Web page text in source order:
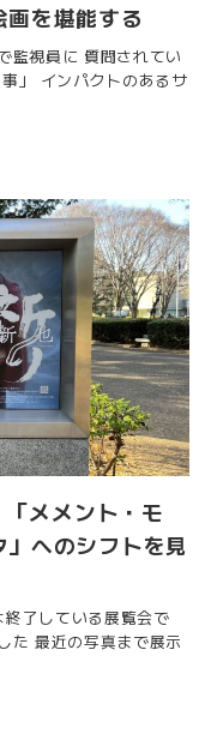
を堪能する
監視員に 質問されてい
」 インパクトのあるサ
メメント・モ
へのシフトを見
了している展覧会で
た 最近の写真まで展示